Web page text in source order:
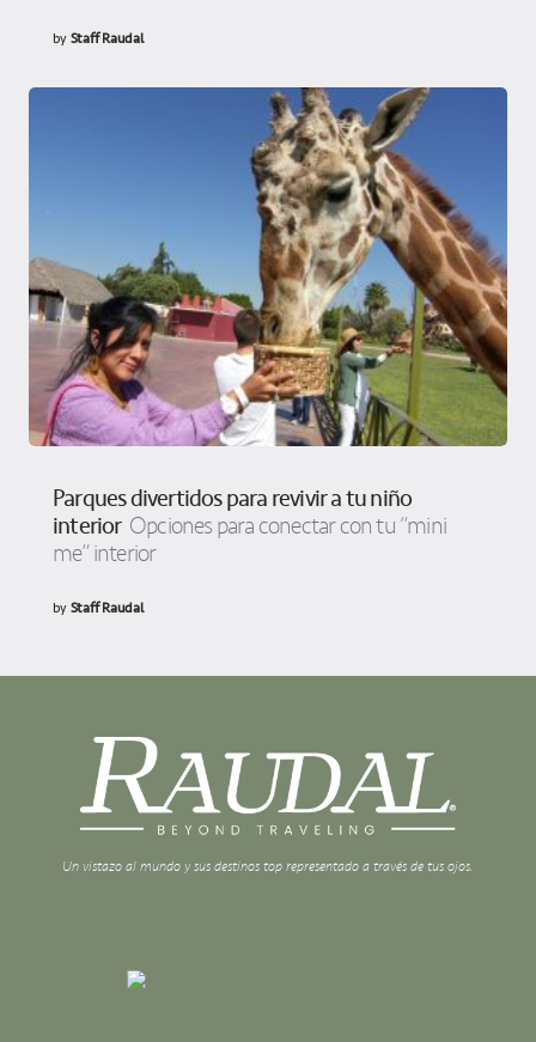
byStaff Raudal
Parques divertidos para revivir a tu niño
interior Opciones para conectar con tu “mini
me” interior
byStaff Raudal
Un vistazo al mundo y sus destinos top representado a través de tus ojos.